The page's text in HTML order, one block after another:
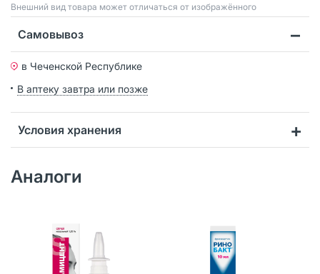
Bнешний вид товара может отличаться от изображённого
Самовывоз
в Чеченской Республике
В аптеку завтра или позже
Условия хранения
Аналоги